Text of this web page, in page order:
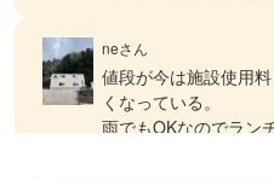
neさん
値段が今は施設使用
くなっている。
雨でもOKなのでラン